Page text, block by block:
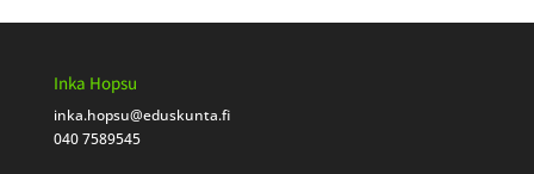
Inka Hopsu
inka.hopsu@eduskunta.fi
040 7589545